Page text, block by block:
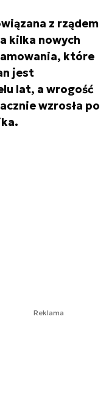
z rządem
kilka nowych
które
jest
lat, a wrogość
wzrosła po
Reklama